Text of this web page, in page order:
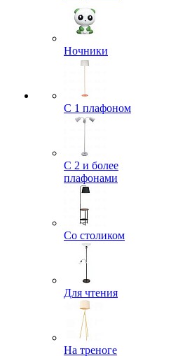
Ночники
С 1 плафоном
С 2 и более
плафонами
Со столиком
Для чтения
На треноге